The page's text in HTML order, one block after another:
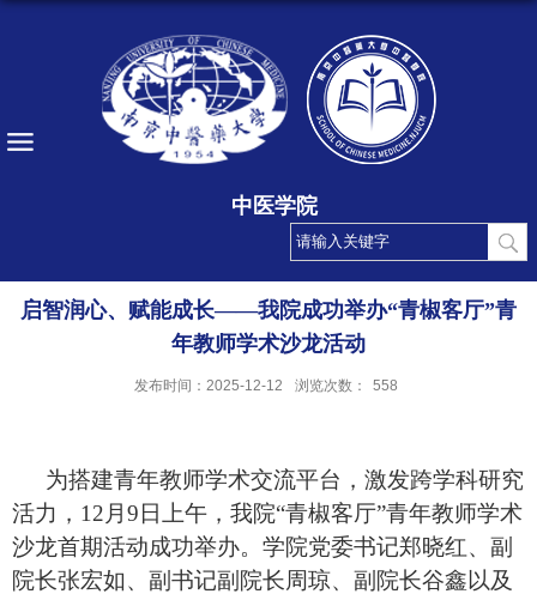
中医学院
启智润心、赋能成长——我院成功举办“青椒客厅”青
年教师学术沙龙活动
发布时间：2025-12-12 浏览次数： 558
为搭建青年教师学术交流平台，激发跨学科研究
活力， 12月9日上午，我院“青椒客厅”青年教师学术
沙龙首期活动成功举办。学院党委书记郑晓红、副
院长张宏如、副书记副院长周琼、副院长谷鑫以及